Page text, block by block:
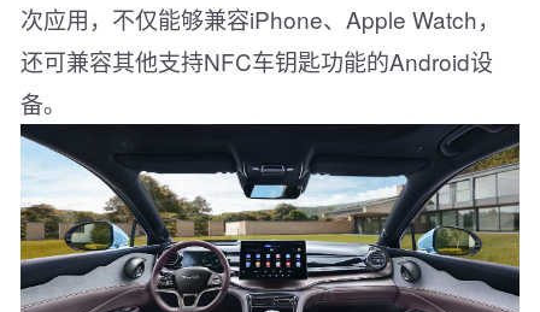
次应用，不仅能够兼容iPhone、Apple Watch，
还可兼容其他支持NFC车钥匙功能的Android设
备。